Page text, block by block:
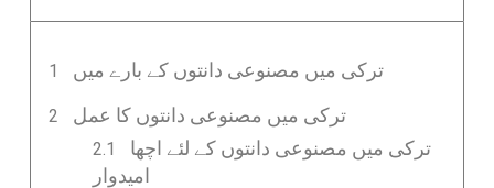
ترکی میں مصنوعی دانتوں کے بارے میں
ترکی میں مصنوعی دانتوں کا عمل
ترکی میں مصنوعی دانتوں کے لئے اچھا
امیدوار